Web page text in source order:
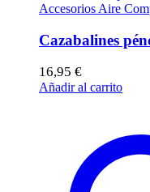
Accesorios Aire
Cazabalines
16,95 €
Añadir al carrito